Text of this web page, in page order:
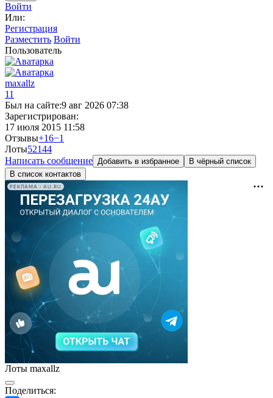
Войти
Или:
Регистрация
Разместить Войти
Пользователь
maxallz
11
Был на сайте:9 авг 2026 07:38
Зарегистрирован:
17 июля 2015 11:58
Отзывы+16−1
Лоты52144
Написать сообщение Добавить в избранное
В чёрный список
В список контактов
РЕКЛАМА • AU.RU
Лоты maxallz
Поделиться: